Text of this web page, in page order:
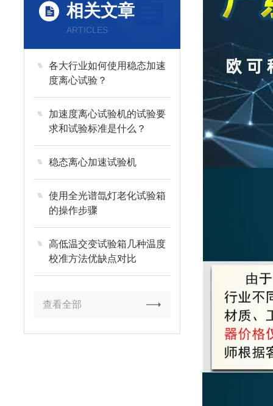
相关文章
ARTICLES
各大行业如何使用稳态加速
度离心试验？
加速度离心试验机的试验要
求和试验标准是什么？
稳态离心加速试验机
使用全光谱氙灯老化试验箱
的操作步骤
高低温交变试验箱几种温度
校准方法优缺点对比
查看全部